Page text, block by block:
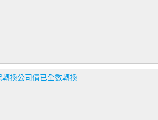
換公司債已全數轉換